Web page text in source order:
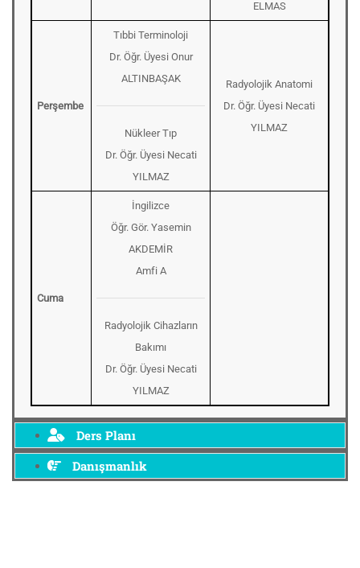
ELMAS
Perşembe
Tıbbi Terminoloji
Dr. Öğr. Üyesi Onur
ALTINBAŞAK
Nükleer Tıp
Dr. Öğr. Üyesi Necati
YILMAZ
Radyolojik Anatomi
Dr. Öğr. Üyesi Necati
YILMAZ
Cuma
İngilizce
Öğr. Gör. Yasemin
AKDEMİR
Amfi A
Radyolojik Cihazların
Bakımı
Dr. Öğr. Üyesi Necati
YILMAZ
Ders Planı
Danışmanlık